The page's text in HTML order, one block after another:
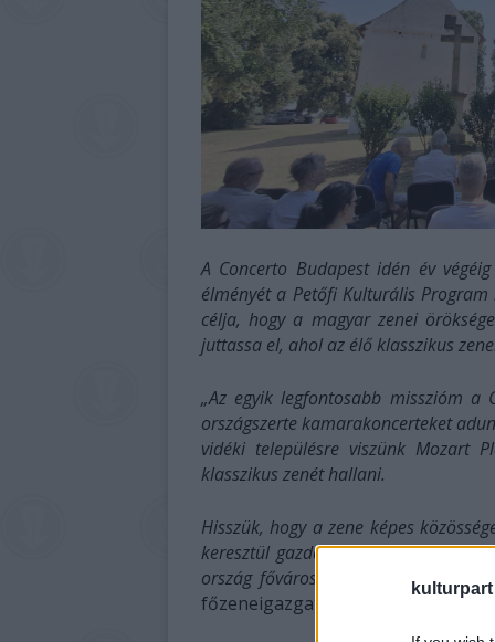
kulturpart
A Concerto Budapest idén év
élményét a Petőfi Kulturális Program
célja, hogy a magyar zenei
juttassa el, ahol az élő klasszikus
„Az egyik legfontosabb misszióm a
országszerte kamarakoncerteket
vidéki településre viszünk Mozart
klasszikus zenét hallani.
Hisszük, hogy a zene képes
keresztül gazdagítani a
ország fővárosában is sor kerül.
–
főzeneigazgatója, aki hozzátette: